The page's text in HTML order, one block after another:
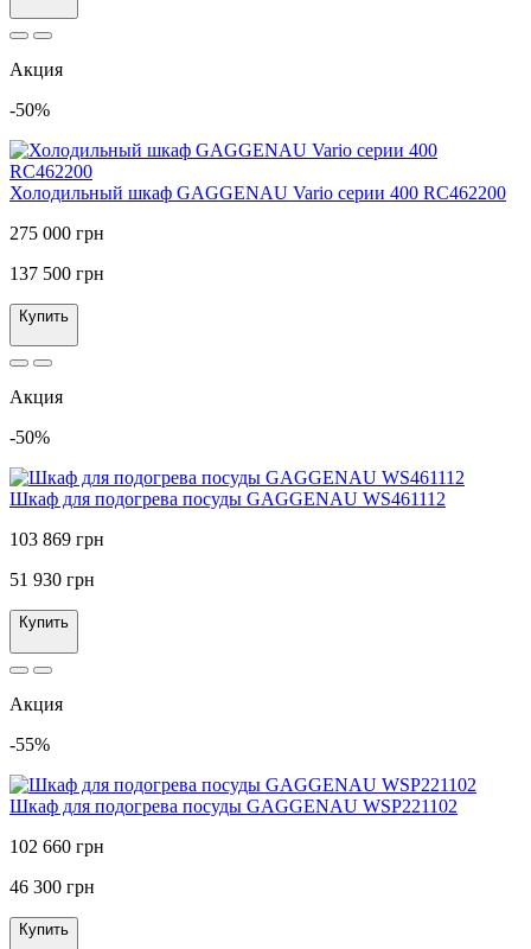
Акция
-50%
Холодильный шкаф GAGGENAU Vario серии 400 RC462200
275 000 грн
137 500 грн
Купить
Акция
-50%
Шкаф для подогрева посуды GAGGENAU WS461112
103 869 грн
51 930 грн
Купить
Акция
-55%
Шкаф для подогрева посуды GAGGENAU WSP221102
102 660 грн
46 300 грн
Купить